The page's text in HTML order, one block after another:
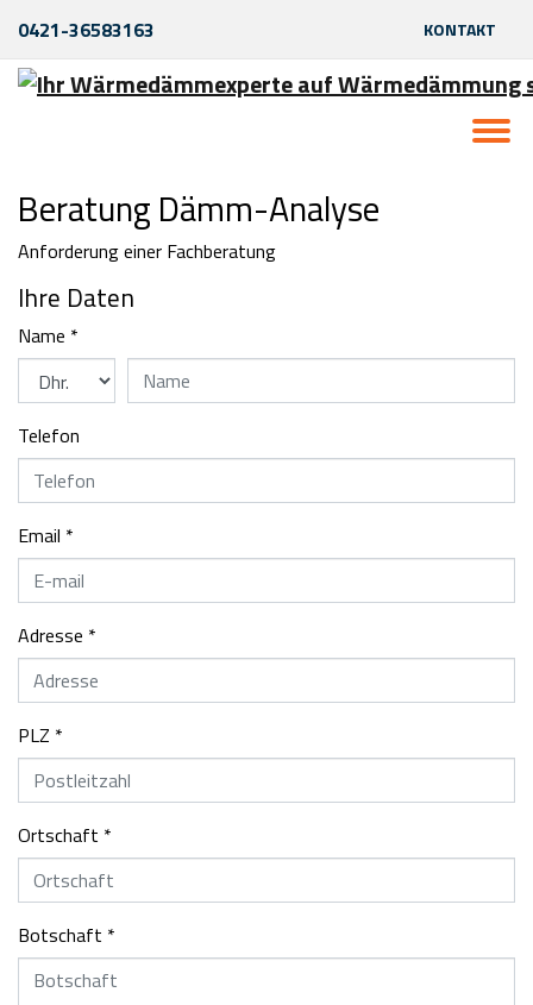
0421-36583163 KONTAKT
Beratung Dämm-Analyse
Anforderung einer Fachberatung
Ihre Daten
Name *
Telefon
Email *
Adresse *
PLZ *
Ortschaft *
Botschaft *